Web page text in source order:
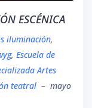
ESCÉNICA
iluminación,
, Escuela de
Artes
teatral – mayo